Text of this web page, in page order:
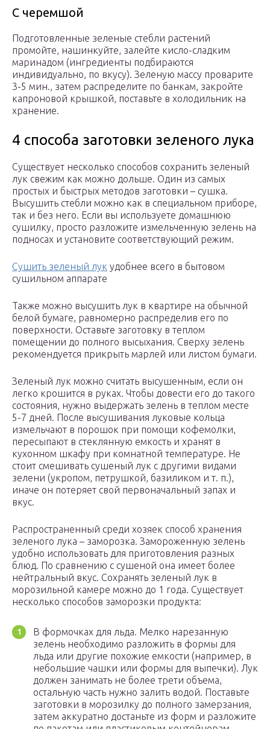
С черемшой
Подготовленные зеленые стебли растений
промойте, нашинкуйте, залейте кисло-сладким
маринадом (ингредиенты подбираются
индивидуально, по вкусу). Зеленую массу проварите
3-5 мин., затем распределите по банкам, закройте
капроновой крышкой, поставьте в холодильник на
хранение.
4 способа заготовки зеленого лука
Существует несколько способов сохранить зеленый
лук свежим как можно дольше. Один из самых
простых и быстрых методов заготовки – сушка.
Высушить стебли можно как в специальном приборе,
так и без него. Если вы используете домашнюю
сушилку, просто разложите измельченную зелень на
подносах и установите соответствующий режим.
Сушить зеленый лук удобнее всего в бытовом
сушильном аппарате
Также можно высушить лук в квартире на обычной
белой бумаге, равномерно распределив его по
поверхности. Оставьте заготовку в теплом
помещении до полного высыхания. Сверху зелень
рекомендуется прикрыть марлей или листом бумаги.
Зеленый лук можно считать высушенным, если он
легко крошится в руках. Чтобы довести его до такого
состояния, нужно выдержать зелень в теплом месте
5-7 дней. После высушивания луковые кольца
измельчают в порошок при помощи кофемолки,
пересыпают в стеклянную емкость и хранят в
кухонном шкафу при комнатной температуре. Не
стоит смешивать сушеный лук с другими видами
зелени (укропом, петрушкой, базиликом и т. п.),
иначе он потеряет свой первоначальный запах и
вкус.
Распространенный среди хозяек способ хранения
зеленого лука – заморозка. Замороженную зелень
удобно использовать для приготовления разных
блюд. По сравнению с сушеной она имеет более
нейтральный вкус. Сохранять зеленый лук в
морозильной камере можно до 1 года. Существует
несколько способов заморозки продукта:
В формочках для льда. Мелко нарезанную
зелень необходимо разложить в формы для
льда или другие похожие емкости (например, в
небольшие чашки или формы для выпечки). Лук
должен занимать не более трети объема,
остальную часть нужно залить водой. Поставьте
заготовки в морозилку до полного замерзания,
затем аккуратно достаньте из форм и разложите